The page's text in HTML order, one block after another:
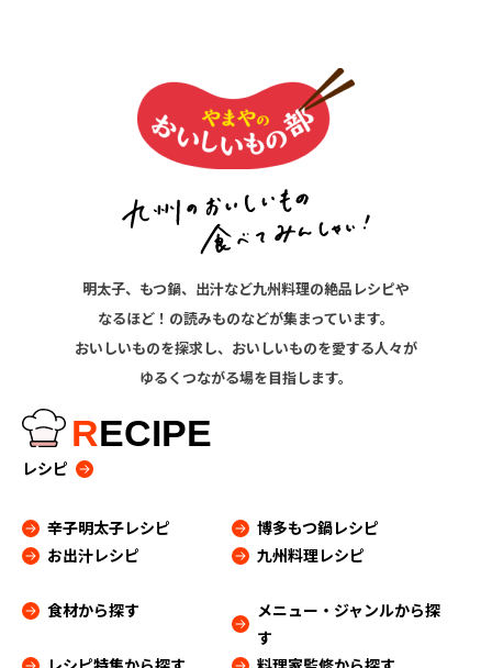
明太子、もつ鍋、出汁など九州料理の絶品レシピや
なるほど！の読みものなどが集まっています。
おいしいものを探求し、おいしいものを愛する人々が
ゆるくつながる場を目指します。
RECIPE
レシピ
辛子明太子レシピ
博多もつ鍋レシピ
お出汁レシピ
九州料理レシピ
食材から探す
メニュー・ジャンルから探
す